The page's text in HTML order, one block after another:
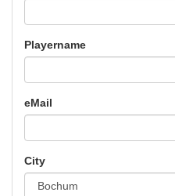
Playername
eMail
City